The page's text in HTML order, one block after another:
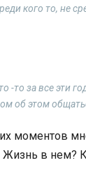
кого то, не
-то за все эти
об этом
моментов
Жизнь в нем?